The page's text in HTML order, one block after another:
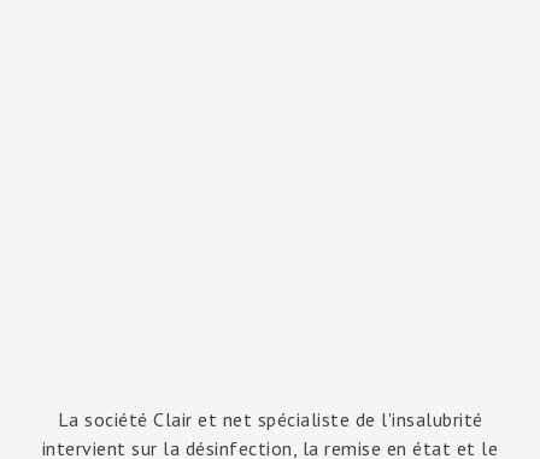
La société Clair et net spécialiste de l'insalubrité
intervient sur la désinfection, la remise en état et le